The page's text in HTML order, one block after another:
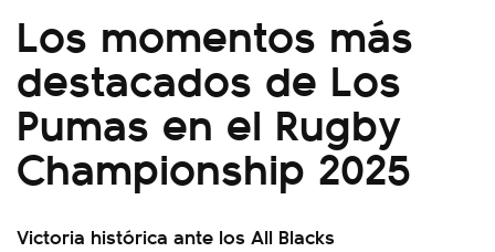
Los momentos más
destacados de Los
Pumas en el Rugby
Championship 2025
Victoria histórica ante los All Blacks